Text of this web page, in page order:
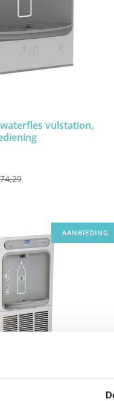
waterfles vulstation,
AANBIEDING